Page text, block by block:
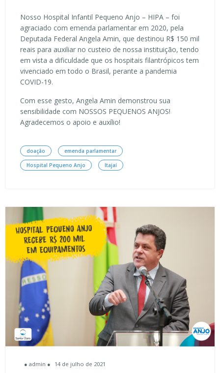
Nosso Hospital Infantil Pequeno Anjo – HIPA – foi
agraciado com emenda parlamentar em 2020, pela
Deputada Federal Angela Amin, que destinou R$ 150 mil
reais para auxiliar no custeio de nossa instituição, tendo
em vista a dificuldade que os hospitais filantrópicos tem
vivenciado em todo o Brasil, perante a pandemia
COVID-19.
Com esse gesto, Angela Amin demonstrou sua
sensibilidade com NOSSOS PEQUENOS ANJOS!
Agradecemos o apoio e auxílio!
doação emenda parlamentar
Hospital Pequeno Anjo Itajaí
● admin ● 14 de julho de 2021